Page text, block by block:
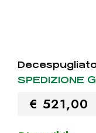
SPEDIZIONE
€ 521,00